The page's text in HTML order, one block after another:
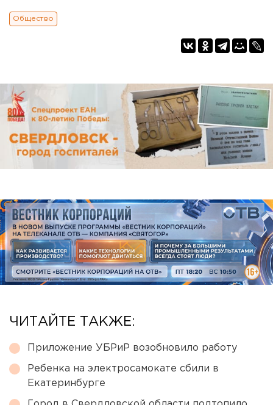
Общество
ЧИТАЙТЕ ТАКЖЕ:
Приложение УБРиР возобновило работу
Ребенка на электросамокате сбили в
Екатеринбурге